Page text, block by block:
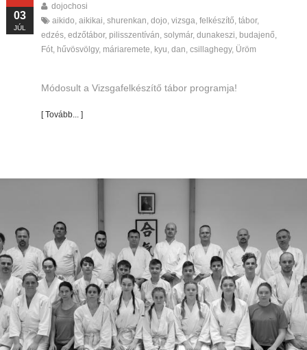
dojochosi
aikido aikikai shurenkan dojo vizsga felkészítő tábor,
edzés edzőtábor, pilisszentíván solymár, dunakeszi budajenő
Fót hűvösvölgy, máriaremete kyu dan csillaghegy, Üröm
Módosult a Vizsgafelkészítő tábor programja!
[ Tovább... ]
03
JÚL